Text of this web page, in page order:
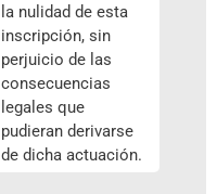
la nulidad de esta
inscripción, sin
perjuicio de las
consecuencias
legales que
pudieran derivarse
de dicha actuación.